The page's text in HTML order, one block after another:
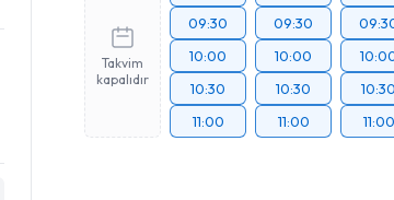
Takvim
kapalıdır
09:30
10:00
10:30
11:00
09:30
10:00
10:30
11:00
10:30
11:00